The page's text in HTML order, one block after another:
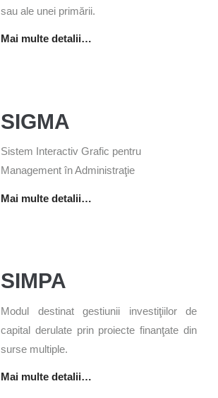
sau ale unei primării.
Mai multe detalii…
SIGMA
Sistem Interactiv Grafic pentru
Management în Administraţie
Mai multe detalii…
SIMPA
Modul destinat gestiunii investiţiilor de
capital derulate prin proiecte finanţate din
surse multiple.
Mai multe detalii…